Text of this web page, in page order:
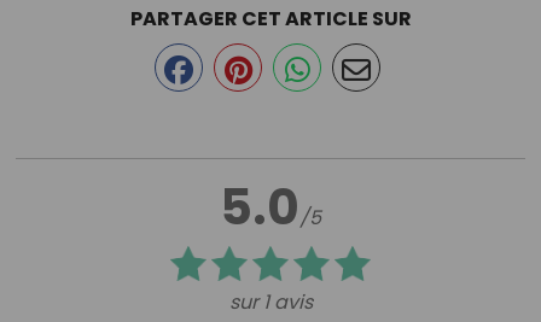
5.0/5
sur 1 avis
PARTAGER CET ARTICLE SUR